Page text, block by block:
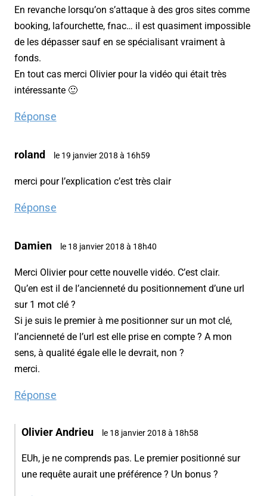
En revanche lorsqu’on s’attaque à des gros sites comme
booking, lafourchette, fnac… il est quasiment impossible
de les dépasser sauf en se spécialisant vraiment à
fonds.
En tout cas merci Olivier pour la vidéo qui était très
intéressante 🙂
Réponse
roland le 19 janvier 2018 à 16h59
merci pour l’explication c’est très clair
Réponse
Damien le 18 janvier 2018 à 18h40
Merci Olivier pour cette nouvelle vidéo. C’est clair.
Qu’en est il de l’ancienneté du positionnement d’une url
sur 1 mot clé ?
Si je suis le premier à me positionner sur un mot clé,
l’ancienneté de l’url est elle prise en compte ? A mon
sens, à qualité égale elle le devrait, non ?
merci.
Réponse
Olivier Andrieu le 18 janvier 2018 à 18h58
EUh, je ne comprends pas. Le premier positionné sur
une requête aurait une préférence ? Un bonus ?